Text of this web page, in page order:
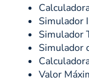
Simulador
Simulador
Simulador
Valor